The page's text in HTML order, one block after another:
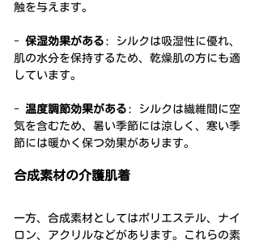
触を与えます。
- 保湿効果がある : シルクは吸湿性に優れ、
肌の水分を保持するため、乾燥肌の方にも適
しています。
- 温度調節効果がある : シルクは繊維間に空
気を含むため、暑い季節には涼しく、寒い季
節には暖かく保つ効果があります。
合成素材の介護肌着
一方、合成素材としてはポリエステル、ナイ
ロン、アクリルなどがあります。これらの素